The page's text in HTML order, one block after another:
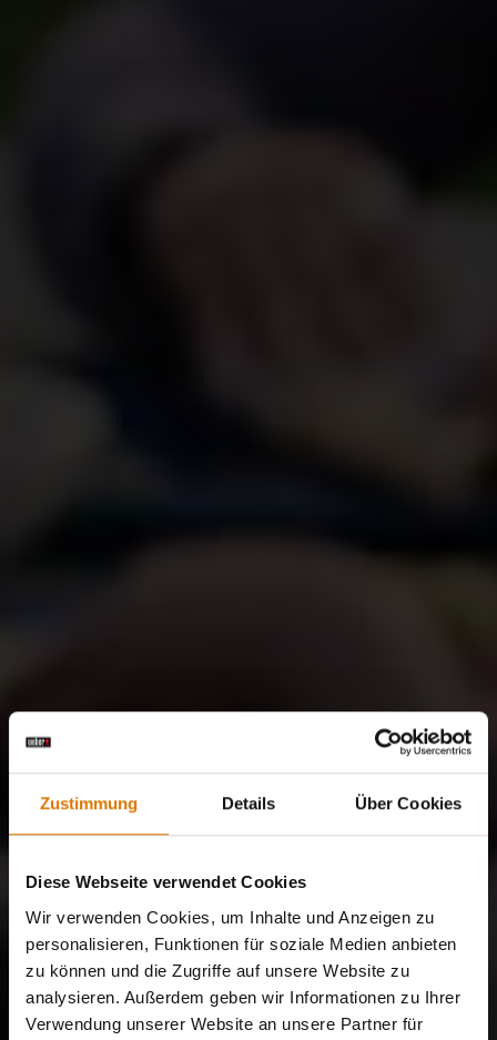
Zustimmung Details Über Cookies
Diese Webseite verwendet Cookies
Wir verwenden Cookies, um Inhalte und Anzeigen zu
personalisieren, Funktionen für soziale Medien anbieten
zu können und die Zugriffe auf unsere Website zu
analysieren. Außerdem geben wir Informationen zu Ihrer
Verwendung unserer Website an unsere Partner für